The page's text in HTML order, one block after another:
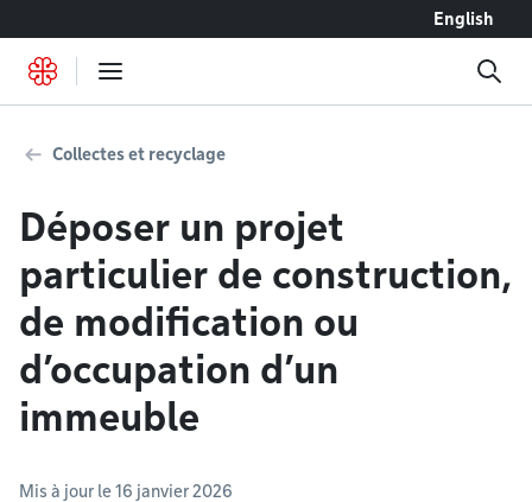
English
Collectes et recyclage
Déposer un projet
particulier de construction,
de modification ou
d’occupation d’un
immeuble
Mis à jour le 16 janvier 2026